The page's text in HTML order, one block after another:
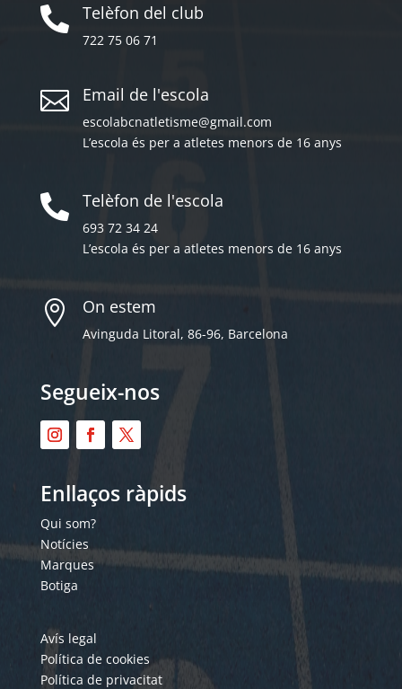
 Telèfon del club
722 75 06 71
 Email de l'escola
escolabcnatletisme@gmail.com
L’escola és per a atletes menors de 16 anys
 Telèfon de l'escola
693 72 34 24
L’escola és per a atletes menors de 16 anys
 On estem
Avinguda Litoral, 86-96, Barcelona
Segueix-nos
Enllaços ràpids
Qui som?
Notícies
Marques
Botiga
Avís legal
Política de cookies
Política de privacitat